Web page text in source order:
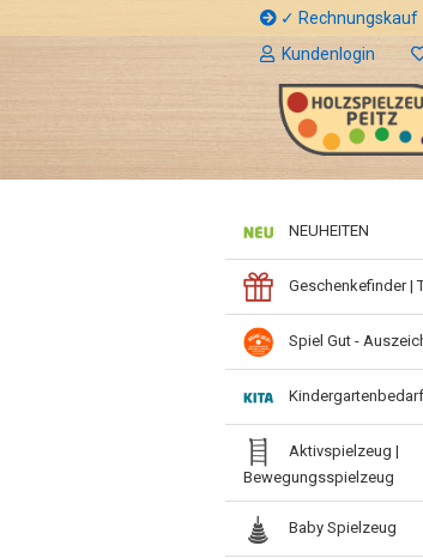
✓ Rechnungskauf
Kundenlogin
NEUHEITEN
Geschenkefinder |
Spiel Gut -
Kindergartenbedarf
Aktivspielzeug |
Bewegungsspielzeug
Baby Spielzeug